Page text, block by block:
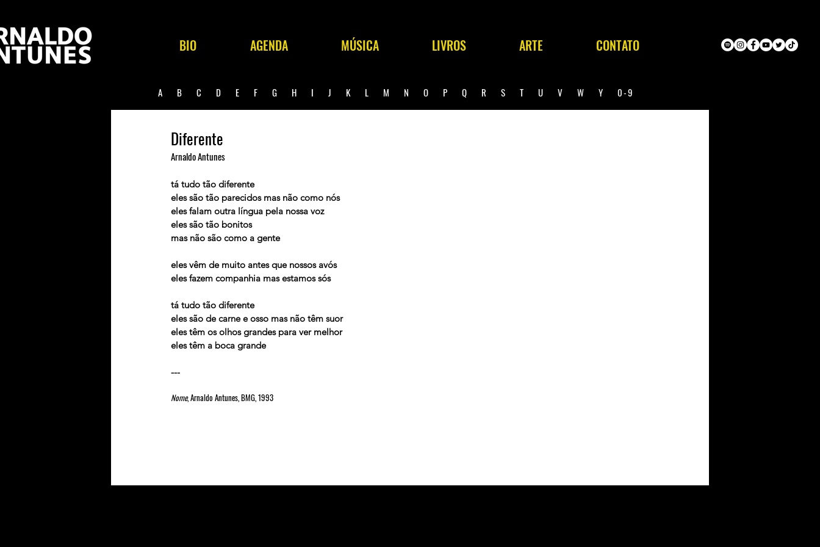
BIO AGENDA MÚSICA LIVROS ARTE CONTATO
A B C D E F G H I J K L M N O P Q R S T U V W Y 0-9
Diferente
Arnaldo Antunes
tá tudo tão diferente
eles são tão parecidos mas não como nós
eles falam outra língua pela nossa voz
eles são tão bonitos
mas não são como a gente
eles vêm de muito antes que nossos avós
eles fazem companhia mas estamos sós
tá tudo tão diferente
eles são de carne e osso mas não têm suor
eles têm os olhos grandes para ver melhor
eles têm a boca grande
---
Nome, Arnaldo Antunes, BMG, 1993